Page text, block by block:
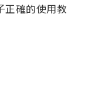
正確的使用教